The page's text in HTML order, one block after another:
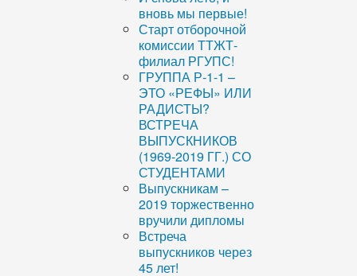
вновь мы первые!
Старт отборочной
комиссии ТТЖТ-
филиал РГУПС!
ГРУППА Р-1-1 –
ЭТО «РЕФЫ» ИЛИ
РАДИСТЫ?
ВСТРЕЧА
ВЫПУСКНИКОВ
(1969-2019 ГГ.) СО
СТУДЕНТАМИ
Выпускникам –
2019 торжественно
вручили дипломы
Встреча
выпускников через
45 лет!